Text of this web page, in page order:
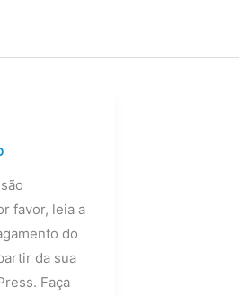
favor, leia a
do
da sua
Faça